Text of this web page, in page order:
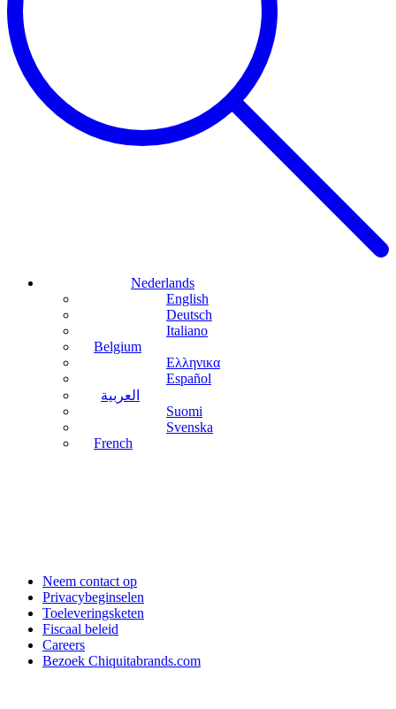
Nederlands
English
Deutsch
Italiano
Belgium
Ελληνικα
Español
العربية
Suomi
Svenska
French
Neem contact op
Privacybeginselen
Toeleveringsketen
Fiscaal beleid
Careers
Bezoek Chiquitabrands.com